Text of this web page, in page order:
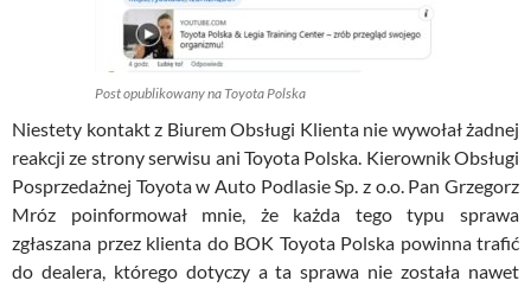
Post opublikowany na Toyota Polska
Niestety kontakt z Biurem Obsługi Klienta nie wywołał żadnej
reakcji ze strony serwisu ani Toyota Polska. Kierownik Obsługi
Posprzedażnej Toyota w Auto Podlasie Sp. z o.o. Pan Grzegorz
Mróz poinformował mnie, że każda tego typu sprawa
zgłaszana przez klienta do BOK Toyota Polska powinna trafić
do dealera, którego dotyczy a ta sprawa nie została nawet